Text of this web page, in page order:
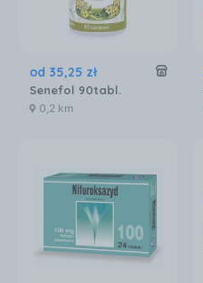
od 35,25 zł
Senefol 90tabl.
0,2 km